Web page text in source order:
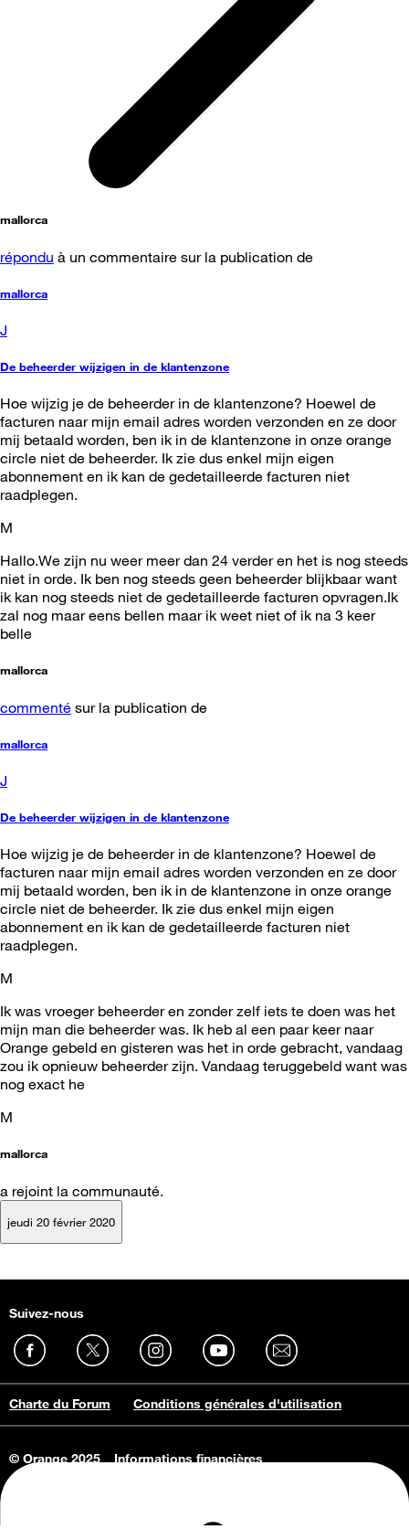
mallorca
répondu à un commentaire sur la publication de
mallorca
J
De beheerder wijzigen in de klantenzone
Hoe wijzig je de beheerder in de klantenzone? Hoewel de
facturen naar mijn email adres worden verzonden en ze door
mij betaald worden, ben ik in de klantenzone in onze orange
circle niet de beheerder. Ik zie dus enkel mijn eigen
abonnement en ik kan de gedetailleerde facturen niet
raadplegen.
M
Hallo.We zijn nu weer meer dan 24 verder en het is nog steeds
niet in orde. Ik ben nog steeds geen beheerder blijkbaar want
ik kan nog steeds niet de gedetailleerde facturen opvragen.Ik
zal nog maar eens bellen maar ik weet niet of ik na 3 keer
belle
mallorca
commenté sur la publication de
mallorca
J
De beheerder wijzigen in de klantenzone
Hoe wijzig je de beheerder in de klantenzone? Hoewel de
facturen naar mijn email adres worden verzonden en ze door
mij betaald worden, ben ik in de klantenzone in onze orange
circle niet de beheerder. Ik zie dus enkel mijn eigen
abonnement en ik kan de gedetailleerde facturen niet
raadplegen.
M
Ik was vroeger beheerder en zonder zelf iets te doen was het
mijn man die beheerder was. Ik heb al een paar keer naar
Orange gebeld en gisteren was het in orde gebracht, vandaag
zou ik opnieuw beheerder zijn. Vandaag teruggebeld want was
nog exact he
M
mallorca
a rejoint la communauté.
jeudi 20 février 2020
Suivez-nous
Charte du Forum Conditions générales d'utilisation
© Orange 2025
Informations financières